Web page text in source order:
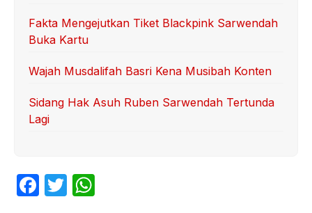
Fakta Mengejutkan Tiket Blackpink Sarwendah
Buka Kartu
Wajah Musdalifah Basri Kena Musibah Konten
Sidang Hak Asuh Ruben Sarwendah Tertunda
Lagi
F
T